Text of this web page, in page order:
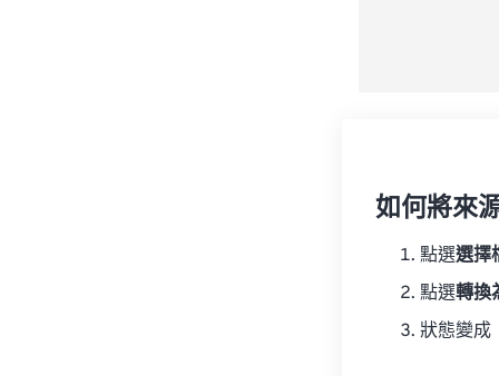
如何將來
點選選擇
點選轉換
狀態變成